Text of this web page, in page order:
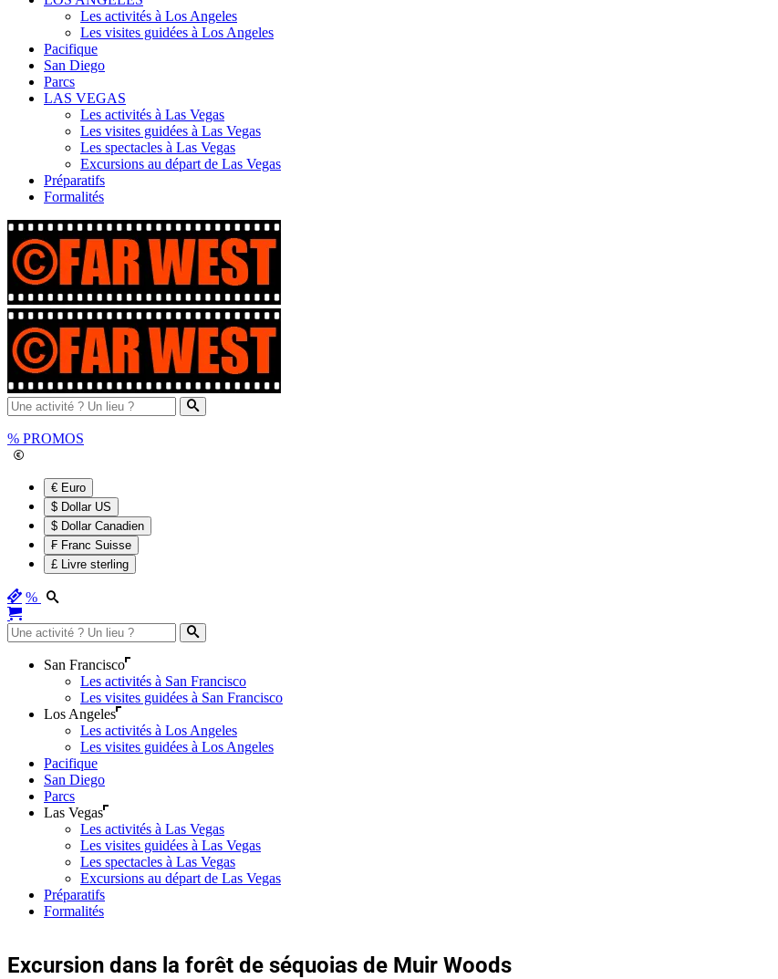
Les activités à Los Angeles
Les visites guidées à Los Angeles
Pacifique
San Diego
Parcs
LAS VEGAS
Les activités à Las Vegas
Les visites guidées à Las Vegas
Les spectacles à Las Vegas
Excursions au départ de Las Vegas
Préparatifs
Formalités
% PROMOS
€ Euro
$ Dollar US
$ Dollar Canadien
₣ Franc Suisse
£ Livre sterling
%
San Francisco
Les activités à San Francisco
Les visites guidées à San Francisco
Los Angeles
Les activités à Los Angeles
Les visites guidées à Los Angeles
Pacifique
San Diego
Parcs
Las Vegas
Les activités à Las Vegas
Les visites guidées à Las Vegas
Les spectacles à Las Vegas
Excursions au départ de Las Vegas
Préparatifs
Formalités
Excursion dans la forêt de séquoias de Muir Woods